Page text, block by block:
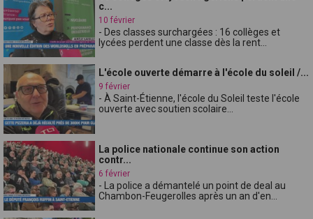
c...
10 février
- Des classes surchargées : 16 collèges et
lycées perdent une classe dès la rent...
L'école ouverte démarre à l'école du soleil /...
9 février
- À Saint-Étienne, l'école du Soleil teste l'école
ouverte avec soutien scolaire...
La police nationale continue son action
contr...
6 février
- La police a démantelé un point de deal au
Chambon-Feugerolles après un an d'en...